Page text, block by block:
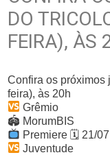
DO
FEIRA), ÀS
Confira os próximos
feira), às 20h
Grêmio
🏟 MorumBIS
Premiere 🗓 21/
Juventude